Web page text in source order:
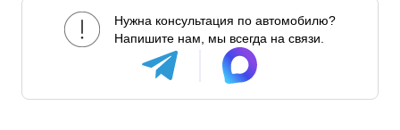
Нужна консультация по автомобилю?
Напишите нам, мы всегда на связи.